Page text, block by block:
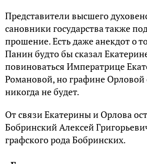
Представители высшего
сановники государства также
прошение. Есть даже анекдот о
Панин будто бы сказал
повиноваться Императрице
Романовой, но графине Орловой
никогда не будет.
От связи Екатерины и Орлова
Бобринский Алексей
графского рода Бобринских.